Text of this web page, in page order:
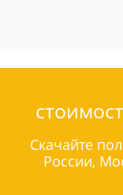
Скачайте
России,